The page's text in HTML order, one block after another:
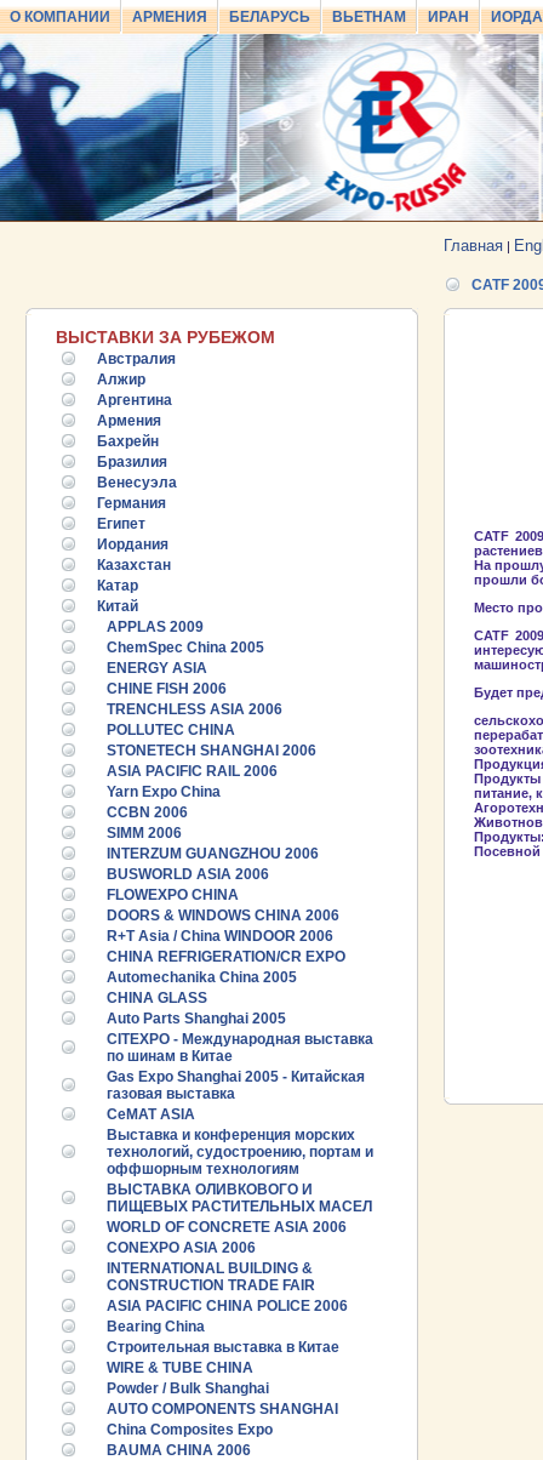
О КОМПАНИИ АРМЕНИЯ БЕЛАРУСЬ ВЬЕТНАМ ИРАН
Главная |
ВЫСТАВКИ ЗА РУБЕЖОМ
Австралия
Алжир
Аргентина
Армения
Бахрейн
Бразилия
Венесуэла
Германия
Египет
Иордания
Казахстан
Катар
Китай
APPLAS 2009
ChemSpec China 2005
ENERGY ASIA
CHINE FISH 2006
TRENCHLESS ASIA 2006
POLLUTEC CHINA
STONETECH SHANGHAI 2006
ASIA PACIFIC RAIL 2006
Yarn Expo China
CCBN 2006
SIMM 2006
INTERZUM GUANGZHOU 2006
BUSWORLD ASIA 2006
FLOWEXPO CHINA
DOORS & WINDOWS CHINA 2006
R+T Asia / China WINDOOR 2006
CHINA REFRIGERATION/CR EXPO
Automechanika China 2005
CHINA GLASS
Auto Parts Shanghai 2005
CITEXPO - Международная выставка
по шинам в Китае
Gas Expo Shanghai 2005 - Китайская
газовая выставка
CeMAT ASIA
Выставка и конференция морских
технологий, судостроению, портам и
оффшорным технологиям
ВЫСТАВКА ОЛИВКОВОГО И
ПИЩЕВЫХ РАСТИТЕЛЬНЫХ МАСЕЛ
WORLD OF CONCRETE ASIA 2006
CONEXPO ASIA 2006
INTERNATIONAL BUILDING &
CONSTRUCTION TRADE FAIR
ASIA PACIFIC CHINA POLICE 2006
Bearing China
Строительная выставка в Китае
WIRE & TUBE CHINA
Powder / Bulk Shanghai
AUTO COMPONENTS SHANGHAI
China Composites Expo
BAUMA CHINA 2006
CATF
CATF
На
прошли
Место
CATF
Будет
Продукты
питание,
Посевной